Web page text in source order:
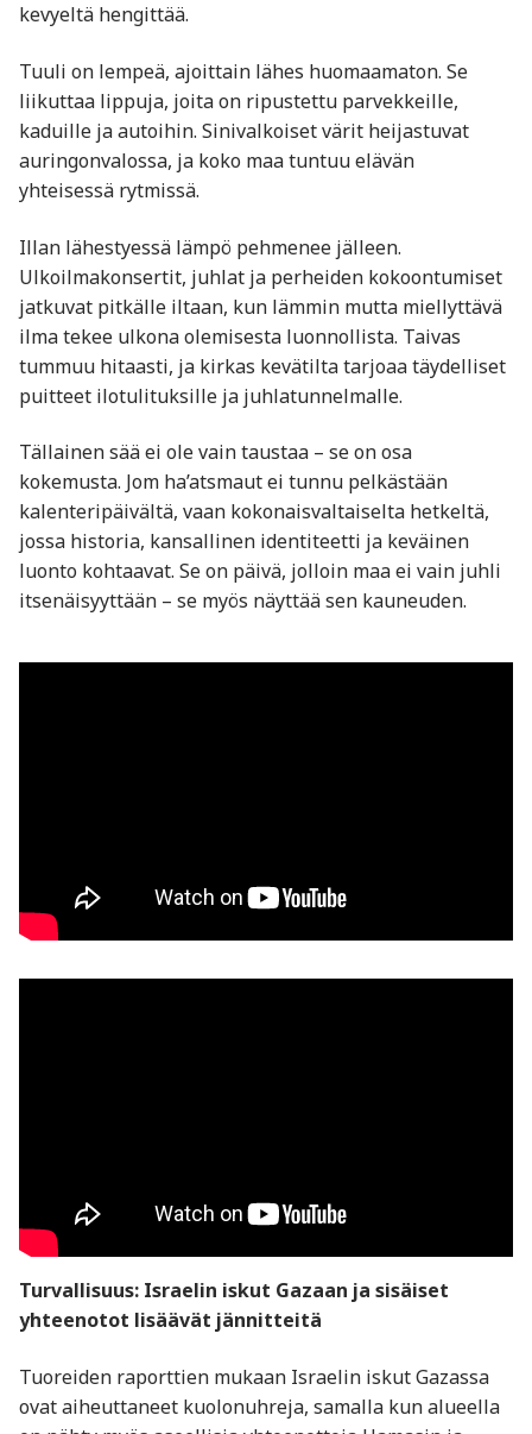
kevyeltä hengittää.
Tuuli on lempeä, ajoittain lähes huomaamaton. Se
liikuttaa lippuja, joita on ripustettu parvekkeille,
kaduille ja autoihin. Sinivalkoiset värit heijastuvat
auringonvalossa, ja koko maa tuntuu elävän
yhteisessä rytmissä.
Illan lähestyessä lämpö pehmenee jälleen.
Ulkoilmakonsertit, juhlat ja perheiden kokoontumiset
jatkuvat pitkälle iltaan, kun lämmin mutta miellyttävä
ilma tekee ulkona olemisesta luonnollista. Taivas
tummuu hitaasti, ja kirkas kevätilta tarjoaa täydelliset
puitteet ilotulituksille ja juhlatunnelmalle.
Tällainen sää ei ole vain taustaa – se on osa
kokemusta. Jom ha’atsmaut ei tunnu pelkästään
kalenteripäivältä, vaan kokonaisvaltaiselta hetkeltä,
jossa historia, kansallinen identiteetti ja keväinen
luonto kohtaavat. Se on päivä, jolloin maa ei vain juhli
itsenäisyyttään – se myös näyttää sen kauneuden.
Turvallisuus: Israelin iskut Gazaan ja sisäiset
yhteenotot lisäävät jännitteitä
Tuoreiden raporttien mukaan Israelin iskut Gazassa
ovat aiheuttaneet kuolonuhreja, samalla kun alueella